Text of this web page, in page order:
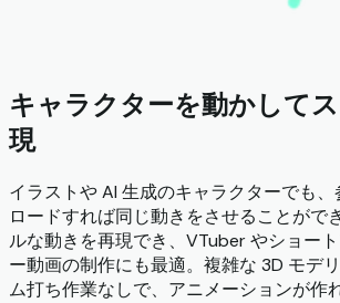
キャラクターを動かして
現
イラストや AI 生成のキャラクターでも
ロードすれば同じ動きをさせることがで
ルな動きを再現でき、VTuber やショー
ー動画の制作にも最適。複雑な 3D モデ
ム打ち作業なしで、アニメーションが作